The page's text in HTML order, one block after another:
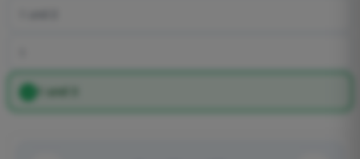
1 und 3